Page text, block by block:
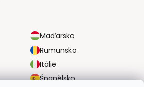
Maďarsko
Rumunsko
Itálie
Španělsko